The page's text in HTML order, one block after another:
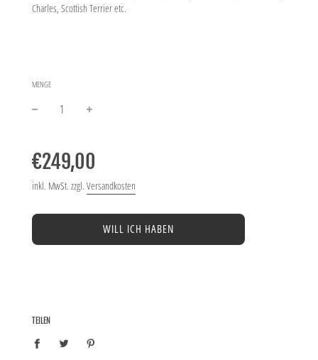
Charles, Scottish Terrier etc.
MENGE
Preis
€249,00
inkl. MwSt. zzgl. Versandkosten
WILL ICH HABEN
TEILEN